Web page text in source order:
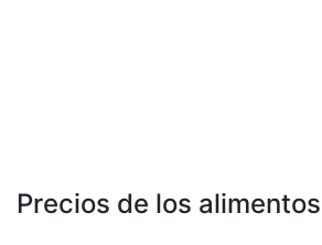
Precios de los alimentos